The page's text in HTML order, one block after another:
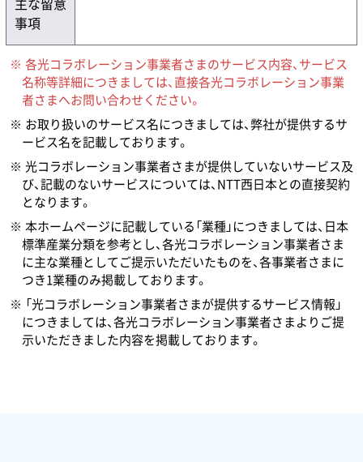
事項
各光コラボレーション事業者さまのサービス内容、サービス
名称等詳細につきましては、直接各光コラボレーション事業
者さまへお問い合わせください。
お取り扱いのサービス名につきましては、弊社が提供するサ
ービス名を記載しております。
光コラボレーション事業者さまが提供していないサービス及
び、記載のないサービスについては、NTT西日本との直接契約
となります。
本ホームページに記載している「業種」につきましては、日本
標準産業分類を参考とし、各光コラボレーション事業者さま
に主な業種としてご提示いただいたものを、各事業者さまに
つき1業種のみ掲載しております。
「光コラボレーション事業者さまが提供するサービス情報」
につきましては、各光コラボレーション事業者さまよりご提
示いただきました内容を掲載しております。